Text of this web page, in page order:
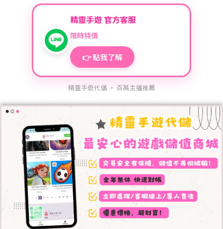
精靈手遊 官方客服
限時特價
👉 點我了解
精靈手遊代儲 · 百萬主播推薦